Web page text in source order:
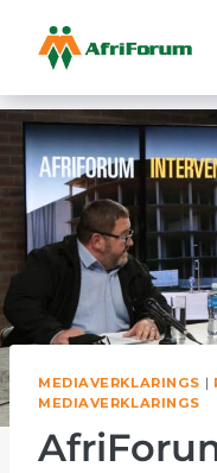
to
content
MEDIAVERKLARINGS |
MEDIAVERKLARINGS